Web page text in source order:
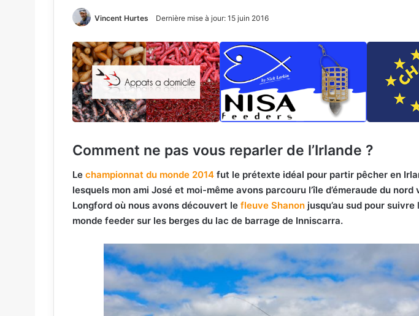
Vincent Hurtes Dernière mise à jour: 15 juin 2016
Comment ne pas vous reparler de l’Irlande ?
Le championnat du monde 2014 fut le prétexte idéal pour partir pêcher en
lesquels mon ami José et moi-même avons parcouru l’île d’émeraude du nord
Longford où nous avons découvert le fleuve Shanon jusqu’au sud pour
monde feeder sur les berges du lac de barrage de Inniscarra.